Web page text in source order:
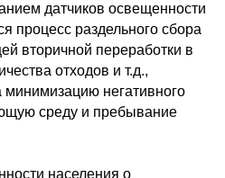
датчиков освещенности
процесс раздельного сбора
вторичной переработки в
отходов и т.д.,
негативного
среду и пребывание
населения о